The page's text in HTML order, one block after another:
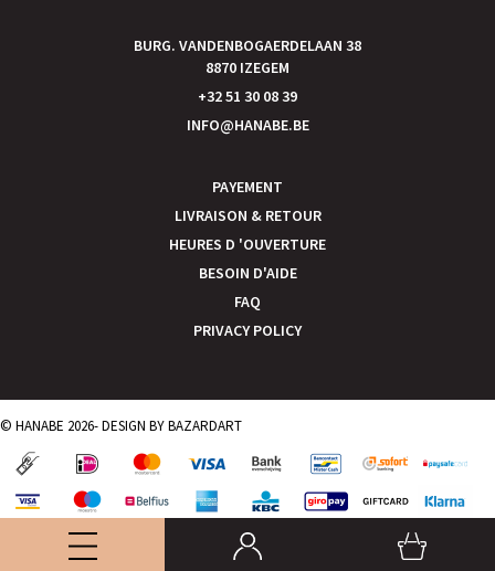
BURG. VANDENBOGAERDELAAN 38
8870 IZEGEM
+32 51 30 08 39
INFO@HANABE.BE
PAYEMENT
LIVRAISON & RETOUR
HEURES D 'OUVERTURE
BESOIN D'AIDE
FAQ
PRIVACY POLICY
© HANABE 2026- DESIGN BYBAZARDART